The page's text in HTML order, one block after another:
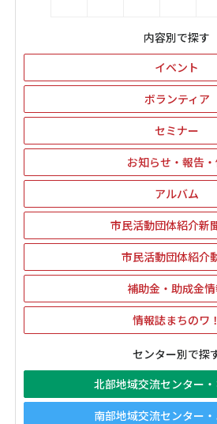
内容別で探す
イベント
ボランティア
セミナー
お知らせ・報告
アルバム
市民活動団体紹介新
市民活動団体紹介
補助金・助成金
情報誌まちのワ！
センター別で探
北部地域交流センター
南部地域交流センター